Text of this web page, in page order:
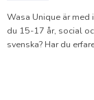
Wasa Unique är med
du 15-17 år, social
svenska? Har du